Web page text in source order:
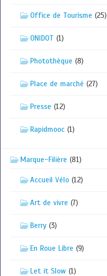
Office de Tourisme (25)
ONIDOT (1)
Photothèque (8)
Place de marché (27)
Presse (12)
Rapidmooc (1)
Marque-Filière (81)
Accueil Vélo (12)
Art de vivre (7)
Berry (3)
En Roue Libre (9)
Let it Slow (1)